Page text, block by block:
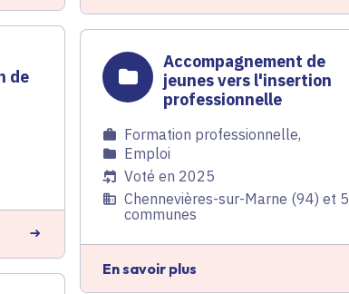
de
Accompagnement de
jeunes vers l'insertion
professionnelle
Formation professionnelle,
Emploi
Voté en 2025
Chennevières-sur-Marne (94) et 5
communes
En savoir plus